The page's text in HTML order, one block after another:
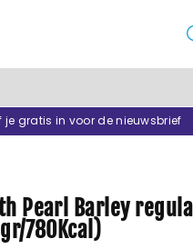
je gratis in voor de nieuwsbrief
Pearl Barley
780Kcal)